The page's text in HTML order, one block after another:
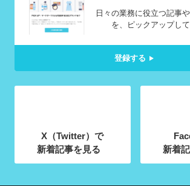
日々の業務に役立つ記事
を、ピックアップして
登録する
X（Twitter）で
新着記事を見る
新着